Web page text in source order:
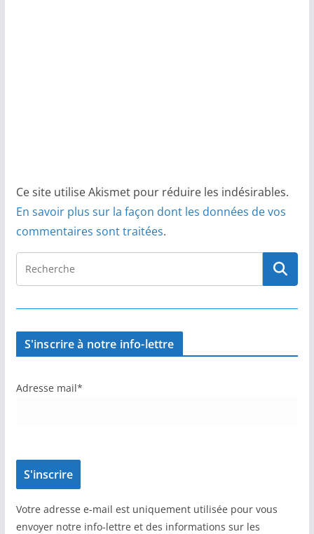
Ce site utilise Akismet pour réduire les indésirables.
En savoir plus sur la façon dont les données de vos
commentaires sont traitées.
S'inscrire à notre info-lettre
Adresse mail*
Votre adresse e-mail est uniquement utilisée pour vous
envoyer notre info-lettre et des informations sur les